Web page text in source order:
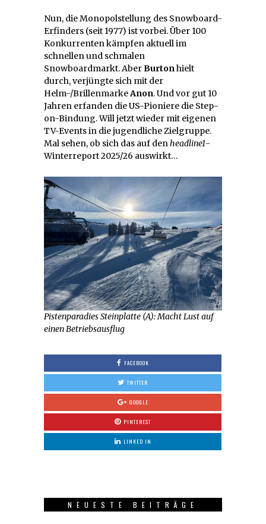
Nun, die Monopolstellung des Snowboard-
Erfinders (seit 1977) ist vorbei. Über 100
Konkurrenten kämpfen aktuell im
schnellen und schmalen
Snowboardmarkt. AberBurtonhielt
durch, verjüngte sich mit der
Helm-/BrillenmarkeAnon. Und vor gut 10
Jahren erfanden die US-Pioniere die Step-
on-Bindung. Will jetzt wieder mit eigenen
TV-Events in die jugendliche Zielgruppe.
Mal sehen, ob sich das auf denheadline1-
Winterreport 2025/26 auswirkt…
Pistenparadies Steinplatte (A): Macht Lust auf
einen Betriebsausflug
FACEBOOK
TWITTER
GOOGLE
PINTEREST
LINKED IN
NEUESTE BEITRÄGE